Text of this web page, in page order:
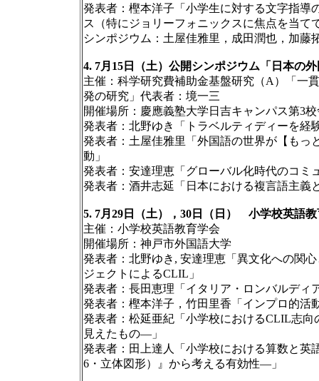
発表者：樫本洋子「小学生に対する文字指
ス（特にジョリーフォニックスに焦点を当て
シンポジウム：土屋佳雅里，成田潤也，加
4. 7月15日（土）公開シンポジウム「日本の
主催：科学研究費補助金基盤研究（A）「一
発の研究」代表者：境一三
開催場所：慶應義塾大学日吉キャンパス第3
発表者：北野ゆき「トラベルティディーを経
発表者：土屋佳雅里「外国語の世界が【もっ
動」
発表者：安達理恵「グローバル化時代のコ
発表者：酒井志延「日本における複言語主義
5. 7月29日（土），30日（日） 小学校英語
主催：小学校英語教育学会
開催場所：神戸市外国語大学
発表者：北野ゆき, 安達理恵「異文化への関
ジェクトによるCLIL」
発表者：長田恵理「イタリア・ロンバルデ
発表者：樫本洋子，竹田里香「インプロ的活
発表者：松延亜紀「小学校におけるCLIL志
見えたもの―」
発表者：田上達人「小学校における算数と
6・立体図形）』から考える有効性―」